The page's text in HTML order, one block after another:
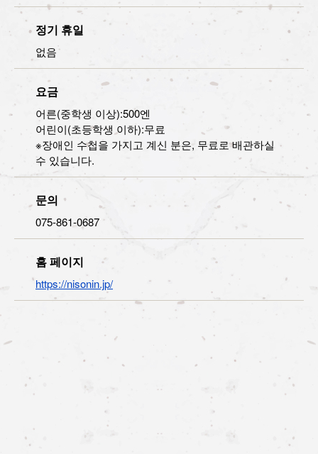
정기 휴일
없음
요금
어른(중학생 이상):500엔
어린이(초등학생 이하):무료
※장애인 수첩을 가지고 계신 분은, 무료로 배관하실
수 있습니다.
문의
075-861-0687
홈 페이지
https://nisonin.jp/